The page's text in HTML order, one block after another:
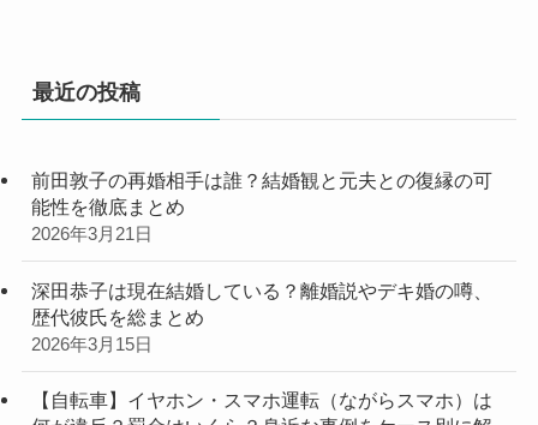
最近の投稿
前田敦子の再婚相手は誰？結婚観と元夫との復縁の可
能性を徹底まとめ
2026年3月21日
深田恭子は現在結婚している？離婚説やデキ婚の噂、
歴代彼氏を総まとめ
2026年3月15日
【自転車】イヤホン・スマホ運転（ながらスマホ）は